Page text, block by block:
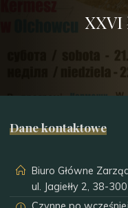
Dane kontaktowe
Biuro Główne
ul. Jagiełły 2, 38-